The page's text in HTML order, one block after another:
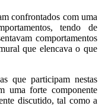
confrontados com uma
tendo de
comportamentos
que elencava o que
que participam nestas
uma forte componente
discutido, tal como a